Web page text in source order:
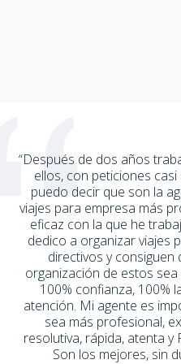
“Después de dos años
ellos, con peticiones casi
puedo decir que son la
viajes para empresa más
eficaz con la que he
dedico a organizar viajes
directivos y consiguen
organización de estos sea
100% confianza, 100%
atención. Mi agente es
sea más profesional,
resolutiva, rápida, atenta y
Son los mejores, sin